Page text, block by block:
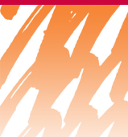
Siirry
sivun
sisältöön